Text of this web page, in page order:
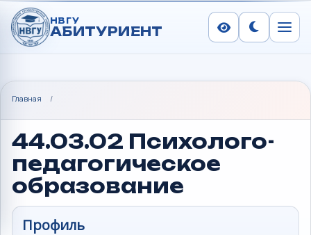
НВГУ
АБИТУРИЕНТ СменитьМеню
Главная /
44.03.02 Психолого-
педагогическое
образование
Профиль